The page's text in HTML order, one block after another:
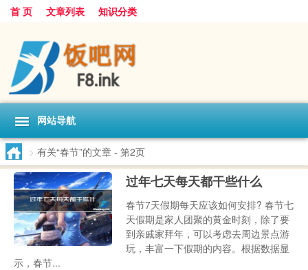
首 页 文章列表 知识分类
网站导航
> 有关“春节”的文章 - 第2页
过年七天每天都干些什么
春节7天假期每天应该如何安排? 春节七
天假期是家人团聚的黄金时刻，除了要
到亲戚家拜年，可以考虑去周边景点游
玩，丰富一下假期的内容。根据数据显
示，春节...